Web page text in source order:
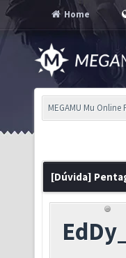
Home
MEGAMU Mu Online
[Dúvida]